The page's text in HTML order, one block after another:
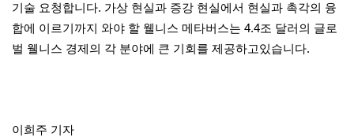
기술 요청합니다. 가상 현실과 증강 현실에서 현실과 촉각의 융
합에 이르기까지 와야 할 웰니스 메타버스는 4.4조 달러의 글로
벌 웰니스 경제의 각 분야에 큰 기회를 제공하고있습니다.
이희주 기자